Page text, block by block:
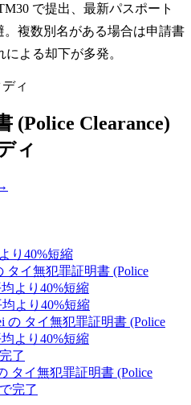
で提出、最新パスポート
複数別名がある場合は申請書
よる却下が多発。
ィ
(Police Clearance)
ィ
り40%短縮
タイ無犯罪証明書 (Police
より40%短縮
より40%短縮
の タイ無犯罪証明書 (Police
より40%短縮
了
タイ無犯罪証明書 (Police
完了